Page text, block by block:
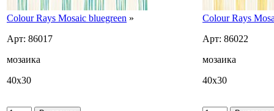
Colour Rays Mosaic bluegreen »
Арт: 86017
мозаика
40x30
Colour Rays
Арт: 86022
мозаика
40x30